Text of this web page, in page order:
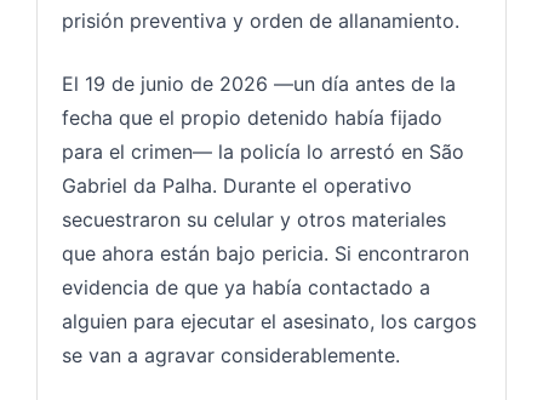
prisión preventiva y orden de allanamiento.
El 19 de junio de 2026 —un día antes de la
fecha que el propio detenido había fijado
para el crimen— la policía lo arrestó en São
Gabriel da Palha. Durante el operativo
secuestraron su celular y otros materiales
que ahora están bajo pericia. Si encontraron
evidencia de que ya había contactado a
alguien para ejecutar el asesinato, los cargos
se van a agravar considerablemente.